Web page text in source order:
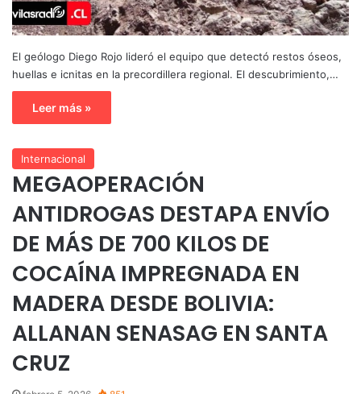
El geólogo Diego Rojo lideró el equipo que detectó restos óseos,
huellas e icnitas en la precordillera regional. El descubrimiento,…
Leer más »
Internacional
MEGAOPERACIÓN
ANTIDROGAS DESTAPA ENVÍO
DE MÁS DE 700 KILOS DE
COCAÍNA IMPREGNADA EN
MADERA DESDE BOLIVIA:
ALLANAN SENASAG EN SANTA
CRUZ